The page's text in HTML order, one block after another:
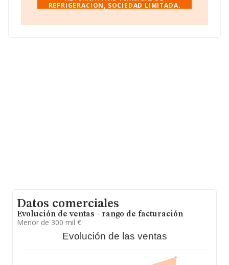
media de sector.
La compañíaAlternativas Termicas de
REFRIGERACION, SOCIEDAD LIMITADA.
Datos comerciales
Evolución de ventas - rango de facturación
Menor de 300 mil €
Evolución de las ventas